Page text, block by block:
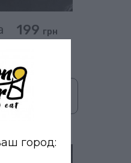
199 грн
город: